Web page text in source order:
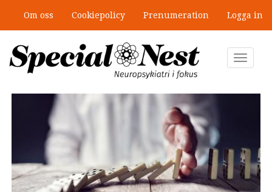
huvudinnehåll
Om oss Cookiepolicy Prenumeration Logga in
Toggle
Ny antologi om fördelar och
fallgropar med särskilda
undervisningsgrupper